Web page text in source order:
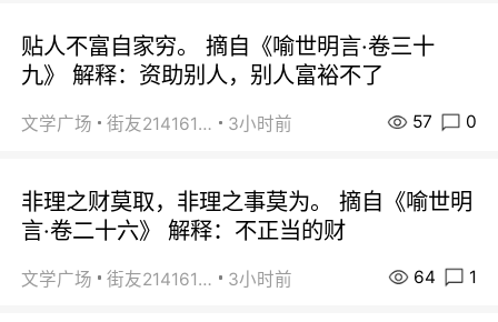
贴人不富自家穷。 摘自《喻世明言·卷三十
九》 解释：资助别人，别人富裕不了
文学广场 街友21416156 3小时前 57 0
非理之财莫取，非理之事莫为。 摘自《喻世明
言·卷二十六》 解释：不正当的财
文学广场 街友21416156 3小时前 64 1